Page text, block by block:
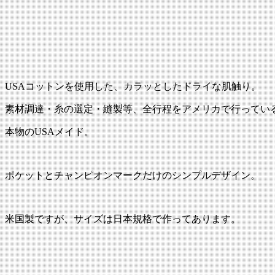
USAコットンを使用した、カラッとしたドライな肌触り。
素材調達・糸の選定・縫製等、全行程をアメリカで行ってい
本物のUSAメイド。
ポケットとチャンピオンマークだけのシンプルデザイン。
米国製ですが、サイズは日本規格で作ってあります。